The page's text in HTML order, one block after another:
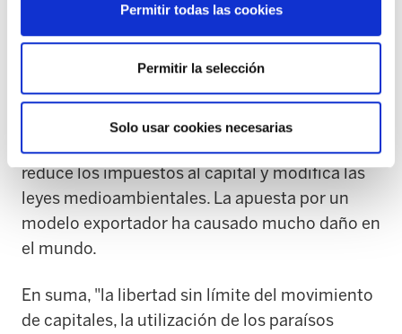
Permitir todas las cookies
Permitir la selección
Solo usar cookies necesarias
económico que tratan de imponer los que ayer
estuvieron en Bilbao supone una apuesta por el
empobrecimiento. El modelo exportador
beneficia a las multinacionales. Baja salarios,
incrementa jornadas, aumenta la flexibilidad,
crea bolsas de pobreza cada vez más grandes,
reduce los impuestos al capital y modifica las
leyes medioambientales. La apuesta por un
modelo exportador ha causado mucho daño en
el mundo.
En suma, "la libertad sin límite del movimiento
de capitales, la utilización de los paraísos